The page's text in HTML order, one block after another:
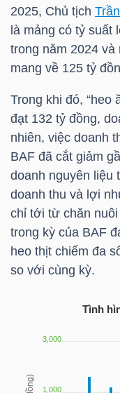
2025, Chủ tịch
là mảng có tỷ suất
trong năm 2024 và
mang về 125 tỷ
Trong khi đó, “heo
đạt 132 tỷ đồng,
nhiên, việc doanh
BAF đã cắt giảm
doanh nguyên liệu
doanh thu và lợi
chỉ tới từ chăn
trong kỳ của BAF
heo thịt chiếm đa
so với cùng kỳ.
Tình
CỤ
ĐẦU
TƯ
XUẤT
DỮ
LIỆU
Ngành
(-)
NĂNG